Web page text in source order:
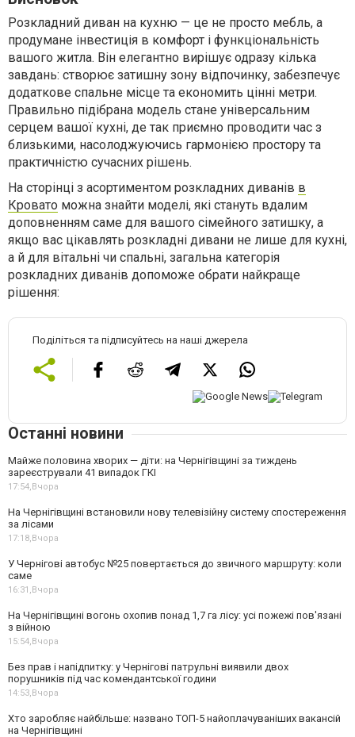
Розкладний диван на кухню — це не просто мебль, а
продумане інвестиція в комфорт і функціональність
вашого житла. Він елегантно вирішує одразу кілька
завдань: створює затишну зону відпочинку, забезпечує
додаткове спальне місце та економить цінні метри.
Правильно підібрана модель стане універсальним
серцем вашої кухні, де так приємно проводити час з
близькими, насолоджуючись гармонією простору та
практичністю сучасних рішень.
На сторінці з асортиментом розкладних диванів в
Кровато можна знайти моделі, які стануть вдалим
доповненням саме для вашого сімейного затишку, а
якщо вас цікавлять розкладні дивани не лише для кухні,
а й для вітальні чи спальні, загальна категорія
розкладних диванів допоможе обрати найкраще
рішення:
Поділіться та підписуйтесь на наші джерела
Останні новини
Майже половина хворих — діти: на Чернігівщині за тиждень
зареєстрували 41 випадок ГКІ
17:54, Вчора
На Чернігівщині встановили нову телевізійну систему спостереження
за лісами
17:18, Вчора
У Чернігові автобус №25 повертається до звичного маршруту: коли
саме
16:31, Вчора
На Чернігівщині вогонь охопив понад 1,7 га лісу: усі пожежі пов'язані
з війною
15:54, Вчора
Без прав і напідпитку: у Чернігові патрульні виявили двох
порушників під час комендантської години
14:53, Вчора
Хто заробляє найбільше: названо ТОП-5 найоплачуваніших вакансій
на Чернігівщині